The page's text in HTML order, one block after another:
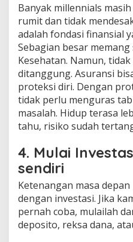
Banyak millennials
rumit dan tidak
adalah fondasi finansial
Sebagian besar memang
Kesehatan. Namun,
ditanggung. Asuransi
proteksi diri. Dengan
tidak perlu menguras
masalah. Hidup terasa
tahu, risiko sudah
4. Mulai
sendiri
Ketenangan masa
dengan investasi. Jika
pernah coba, mulailah
deposito, reksa dana,